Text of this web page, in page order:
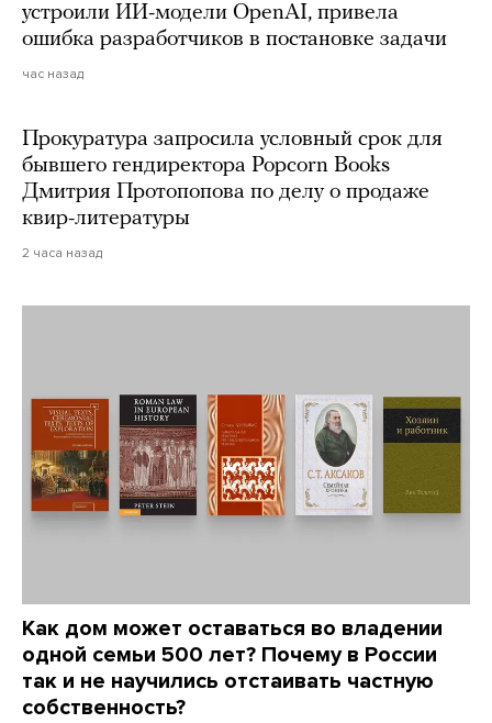
устроили ИИ-модели OpenAI, привела
ошибка разработчиков в постановке задачи
час назад
Прокуратура запросила условный срок для
бывшего гендиректора Popcorn Books
Дмитрия Протопопова по делу о продаже
квир-литературы
2 часа назад
Как дом может оставаться во владении
одной семьи 500 лет? Почему в России
так и не научились отстаивать частную
собственность?